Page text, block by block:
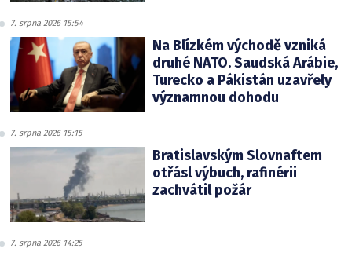
7. srpna 2026 15:54
Na Blízkém východě vzniká
druhé NATO. Saudská Arábie,
Turecko a Pákistán uzavřely
významnou dohodu
7. srpna 2026 15:15
Bratislavským Slovnaftem
otřásl výbuch, rafinérii
zachvátil požár
7. srpna 2026 14:25